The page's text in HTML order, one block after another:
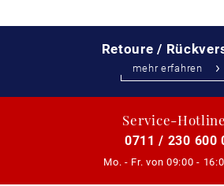
Retoure /
mehr erfahren
Service-
0711 / 230 600
Mo. - Fr. von 09:00 -